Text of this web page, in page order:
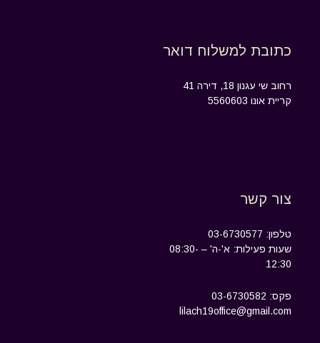
כתובת למשלוח דואר
רחוב שי עגנון 18, דירה 41
קריית אונו 5560603
צור קשר
טלפון: 03-6730577
שעות פעילות: א'-ה' – 08:30-
12:30
פקס: 03-6730582
lilach19office@gmail.com